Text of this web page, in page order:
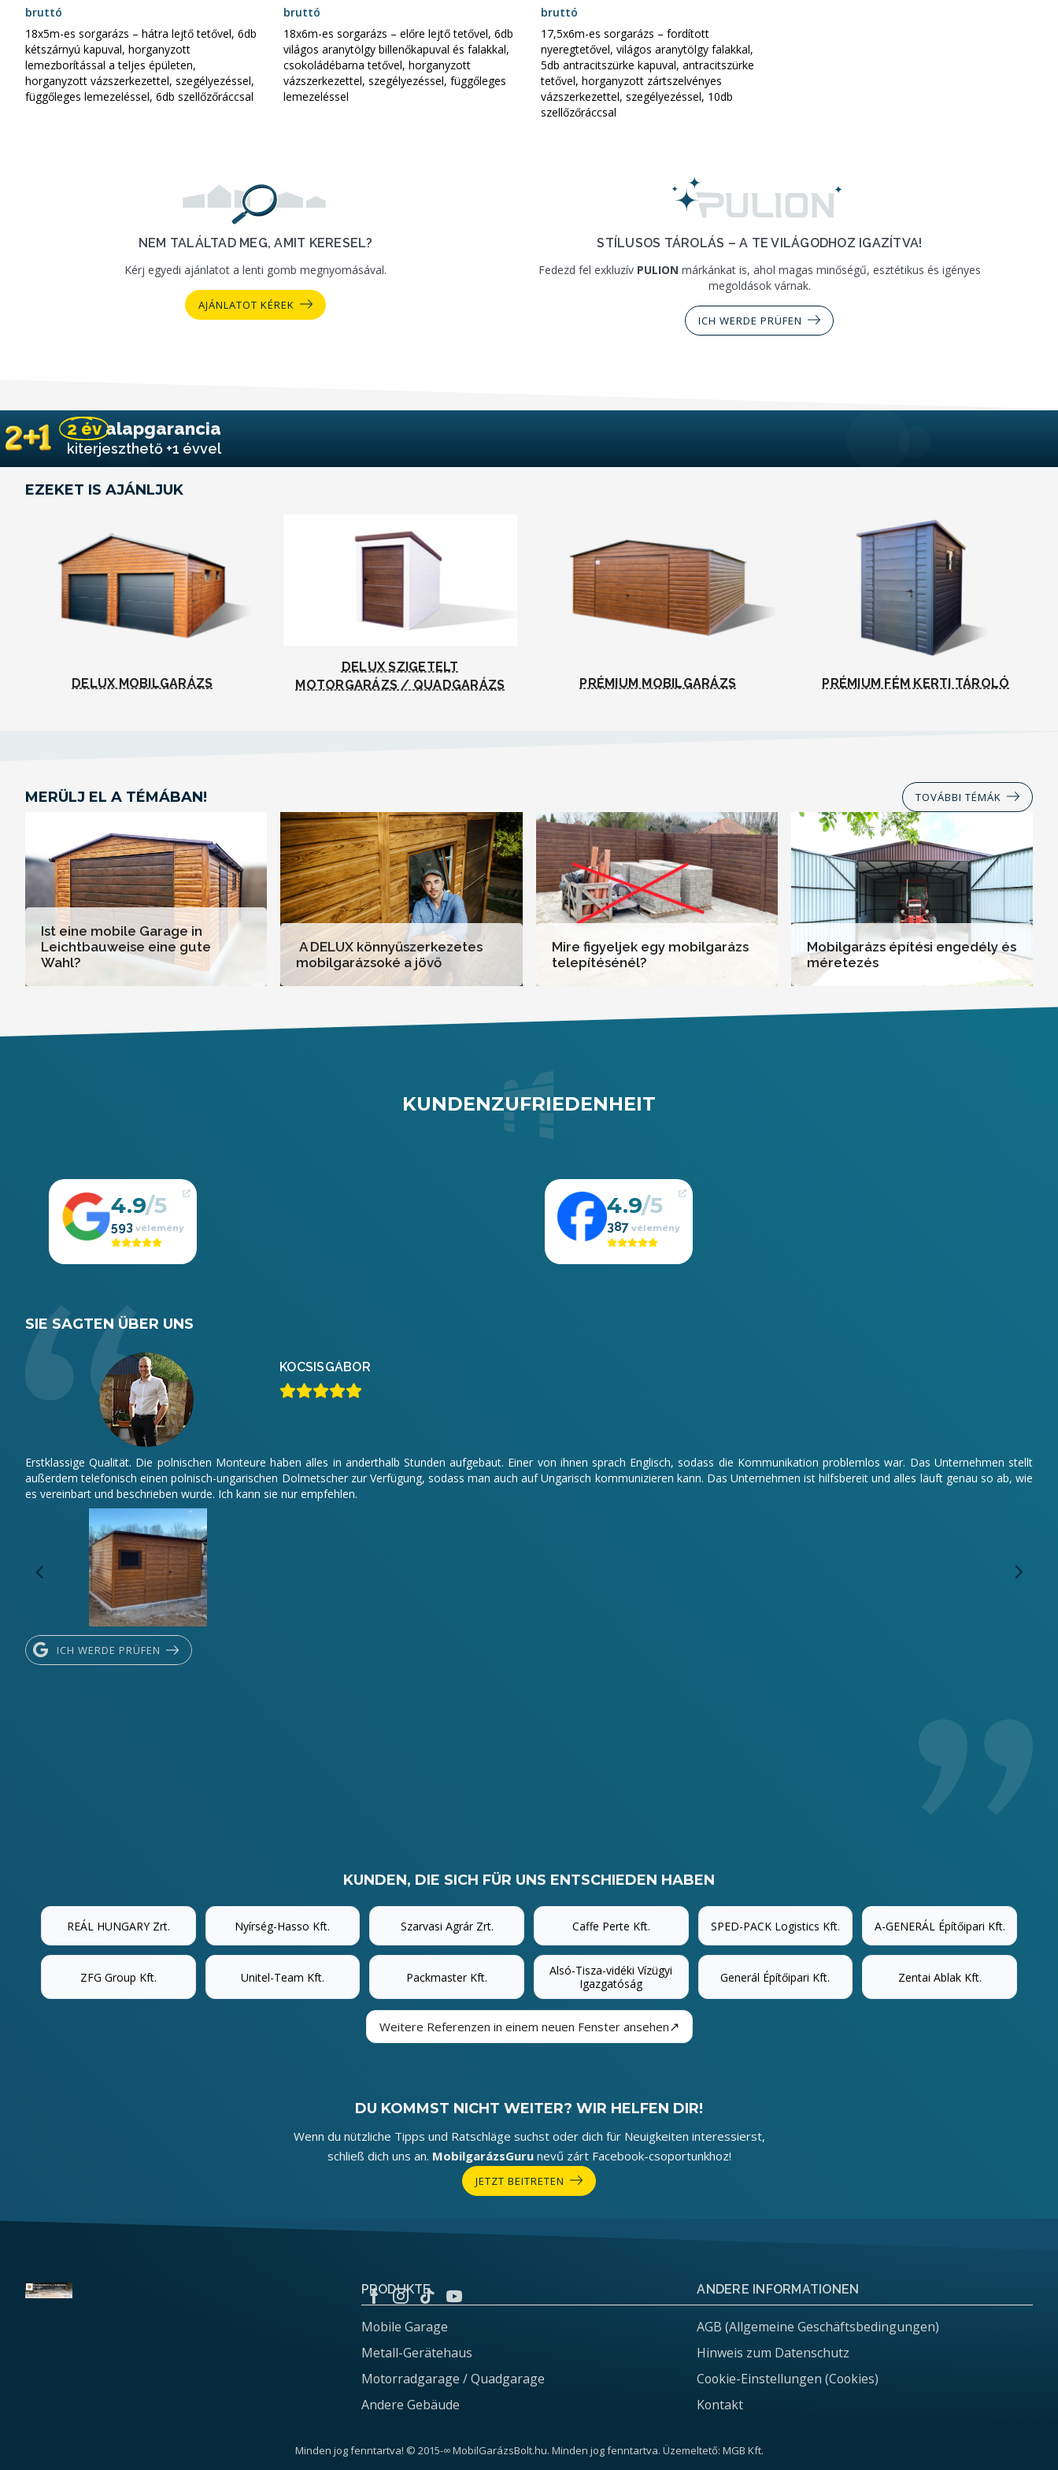
bruttó
18x5m-es sorgarázs – hátra lejtő tetővel, 6db
kétszárnyú kapuval, horganyzott
lemezborítással a teljes épületen,
horganyzott vázszerkezettel, szegélyezéssel,
függőleges lemezeléssel, 6db szellőzőráccsal
bruttó
18x6m-es sorgarázs – előre lejtő tetővel, 6db
világos aranytölgy billenőkapuval és falakkal,
csokoládébarna tetővel, horganyzott
vázszerkezettel, szegélyezéssel, függőleges
lemezeléssel
bruttó
17,5x6m-es sorgarázs – fordított
nyeregtetővel, világos aranytölgy falakkal,
5db antracitszürke kapuval, antracitszürke
tetővel, horganyzott zártszelvényes
vázszerkezettel, szegélyezéssel, 10db
szellőzőráccsal
NEM TALÁLTAD MEG, AMIT KERESEL?
Kérj egyedi ajánlatot a lenti gomb megnyomásával.
AJÁNLATOT KÉREK
STÍLUSOS TÁROLÁS – A TE VILÁGODHOZ IGAZÍTVA!
Fedezd fel exkluzív PULION márkánkat is, ahol magas minőségű, esztétikus és igényes
megoldások várnak.
ICH WERDE PRÜFEN
2 évalapgarancia
kiterjeszthető +1 évvel
EZEKET IS AJÁNLJUK
DELUX MOBILGARÁZS
DELUX SZIGETELT
MOTORGARÁZS / QUADGARÁZS
PRÉMIUM MOBILGARÁZS PRÉMIUM FÉM KERTI TÁROLÓ
MERÜLJ EL A TÉMÁBAN! TOVÁBBI TÉMÁK
Ist eine mobile Garage in
Leichtbauweise eine gute
Wahl?
A DELUX könnyűszerkezetes
mobilgarázsoké a jövő
Mire figyeljek egy mobilgarázs
telepítésénél?
Mobilgarázs építési engedély és
méretezés
KUNDENZUFRIEDENHEIT
4.9
593
4.9
387
SIE SAGTEN ÜBER UNS
KOCSISGÁBOR
Erstklassige Qualität. Die polnischen Monteure haben alles in anderthalb Stunden aufgebaut. Einer von ihnen sprach Englisch, sodass die Kommunikation problemlos war. Das Unternehmen stellt
außerdem telefonisch einen polnisch-ungarischen Dolmetscher zur Verfügung, sodass man auch auf Ungarisch kommunizieren kann. Das Unternehmen ist hilfsbereit und alles läuft genau so ab, wie
es vereinbart und beschrieben wurde. Ich kann sie nur empfehlen.
ICH WERDE PRÜFEN
KUNDEN, DIE SICH FÜR UNS ENTSCHIEDEN HABEN
REÁL HUNGARY Zrt. Nyírség-Hasso Kft. Szarvasi Agrár Zrt. Caffe Perte Kft. SPED-PACK Logistics Kft. A-GENERÁL Építőipari Kft.
ZFG Group Kft. Unitel-Team Kft. Packmaster Kft.
Alsó-Tisza-vidéki Vízügyi
Igazgatóság
Generál Építőipari Kft. Zentai Ablak Kft.
Weitere Referenzen in einem neuen Fenster ansehen↗
DU KOMMST NICHT WEITER? WIR HELFEN DIR!
Wenn du nützliche Tipps und Ratschläge suchst oder dich für Neuigkeiten interessierst,
schließ dich uns an. MobilgarázsGurunevű zárt Facebook-csoportunkhoz!
JETZT BEITRETEN
PRODUKTE
Mobile Garage
Metall-Gerätehaus
Motorradgarage / Quadgarage
Andere Gebäude
ANDERE INFORMATIONEN
AGB (Allgemeine Geschäftsbedingungen)
Hinweis zum Datenschutz
Cookie-Einstellungen (Cookies)
Kontakt
Minden jog fenntartva! © 2015-∞ MobilGarázsBolt.hu. Minden jog fenntartva. Üzemeltető: MGB Kft.